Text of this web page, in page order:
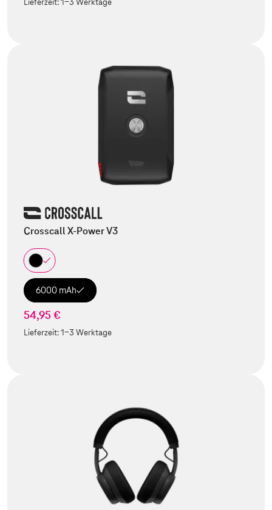
Crosscall X-Power V3
6000 mAh
54,95 €
Lieferzeit:1-3 Werktage